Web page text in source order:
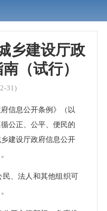
乡建设厅政
（试行）
31)
信息公开条例》（以
公正、公平、便民的
建设厅政府信息公开
、法人和其他组织可